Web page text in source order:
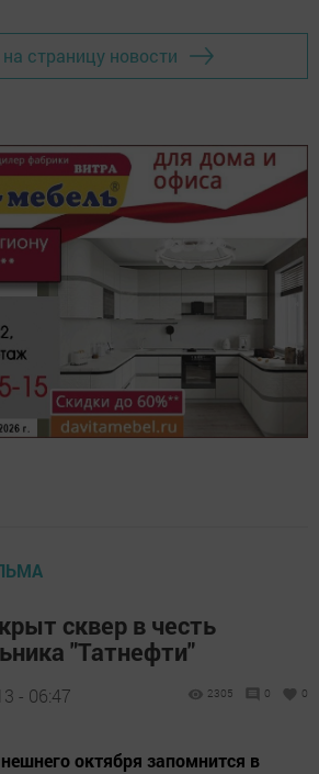
страницу новости
сквер в честь
"Татнефти"
- 06:47 2305 0 0
октября запомнится в